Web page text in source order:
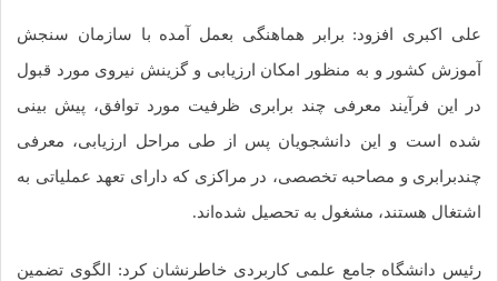
اکبری افزود: برابر هماهنگی بعمل آمده با سازمان سنجش
کشور و به منظور امکان ارزیابی و گزینش نیروی مورد قبول
این فرآیند معرفی چند برابری ظرفیت مورد توافق، پیش بینی
است و این دانشجویان پس از طی مراحل ارزیابی، معرفی
و مصاحبه تخصصی، در مراکزی که دارای تعهد عملیاتی به
هستند، مشغول به تحصیل شده‌اند.
دانشگاه جامع علمی کاربردی خاطرنشان کرد: الگوی تضمین